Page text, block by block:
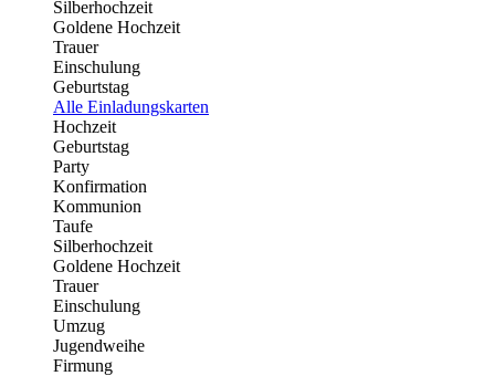
Silberhochzeit
Goldene Hochzeit
Trauer
Einschulung
Geburtstag
Alle Einladungskarten
Hochzeit
Geburtstag
Party
Konfirmation
Kommunion
Taufe
Silberhochzeit
Goldene Hochzeit
Trauer
Einschulung
Umzug
Jugendweihe
Firmung